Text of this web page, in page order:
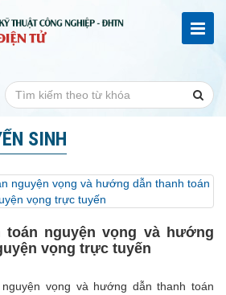
SINH
toán nguyện vọng và hướng
vọng trực tuyến
vọng và hướng dẫn thanh toán